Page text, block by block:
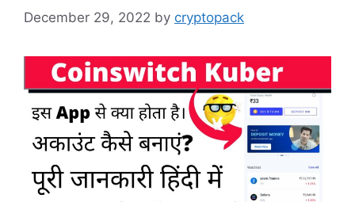
December 29, 2022 by cryptopack